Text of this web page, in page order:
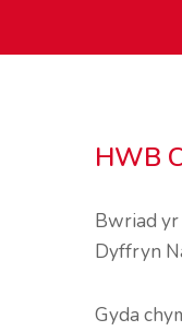
HWB
Bwriad
Dyffryn
Gyda